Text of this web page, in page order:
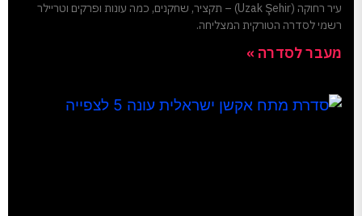
עיר רחוקה (Uzak Şehir) – תקציר, שחקנים, כמה עונות ופרקים וטריילר
רשמי לסדרה הטורקית המצליחה.
מעבר לסדרה »